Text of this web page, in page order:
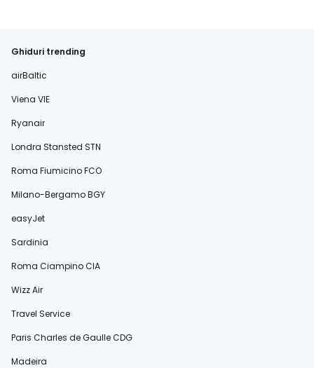
Ghiduri trending
airBaltic
Viena VIE
Ryanair
Londra Stansted STN
Roma Fiumicino FCO
Milano-Bergamo BGY
easyJet
Sardinia
Roma Ciampino CIA
Wizz Air
Travel Service
Paris Charles de Gaulle CDG
Madeira